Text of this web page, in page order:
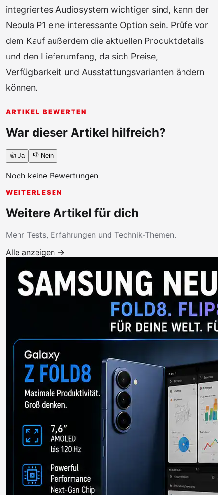
integriertes Audiosystem wichtiger sind, kann der
Nebula P1 eine interessante Option sein. Prüfe vor
dem Kauf außerdem die aktuellen Produktdetails
und den Lieferumfang, da sich Preise,
Verfügbarkeit und Ausstattungsvarianten ändern
können.
ARTIKEL BEWERTEN
War dieser Artikel hilfreich?
👍 Ja 👎 Nein
Noch keine Bewertungen.
WEITERLESEN
Weitere Artikel für dich
Mehr Tests, Erfahrungen und Technik-Themen.
Alle anzeigen →